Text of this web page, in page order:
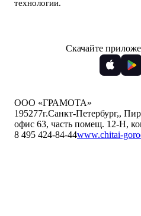
технологии.
Скачайте
ООО «ГРАМОТА»
195277г.Санкт-Петербург,,
офис 63, часть помещ. 12-Н,
8 495 424-84-44www.chitai-